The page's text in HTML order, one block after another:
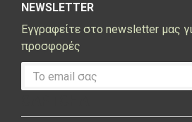
NEWSLETTER
Εγγραφείτε στο newsletter μας
προσφορές